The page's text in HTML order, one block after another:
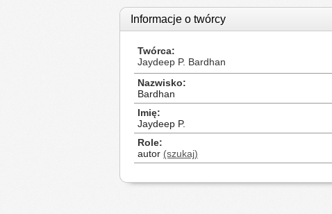
Informacje o twórcy
Twórca
Jaydeep P. Bardhan
Nazwisko
Bardhan
Imię
Jaydeep P.
Role
autor (szukaj)